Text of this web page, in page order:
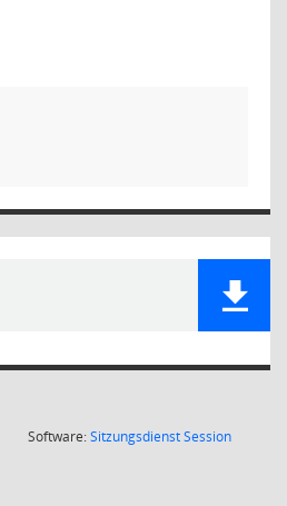
Software:SitzungsdienstSession(Wird in